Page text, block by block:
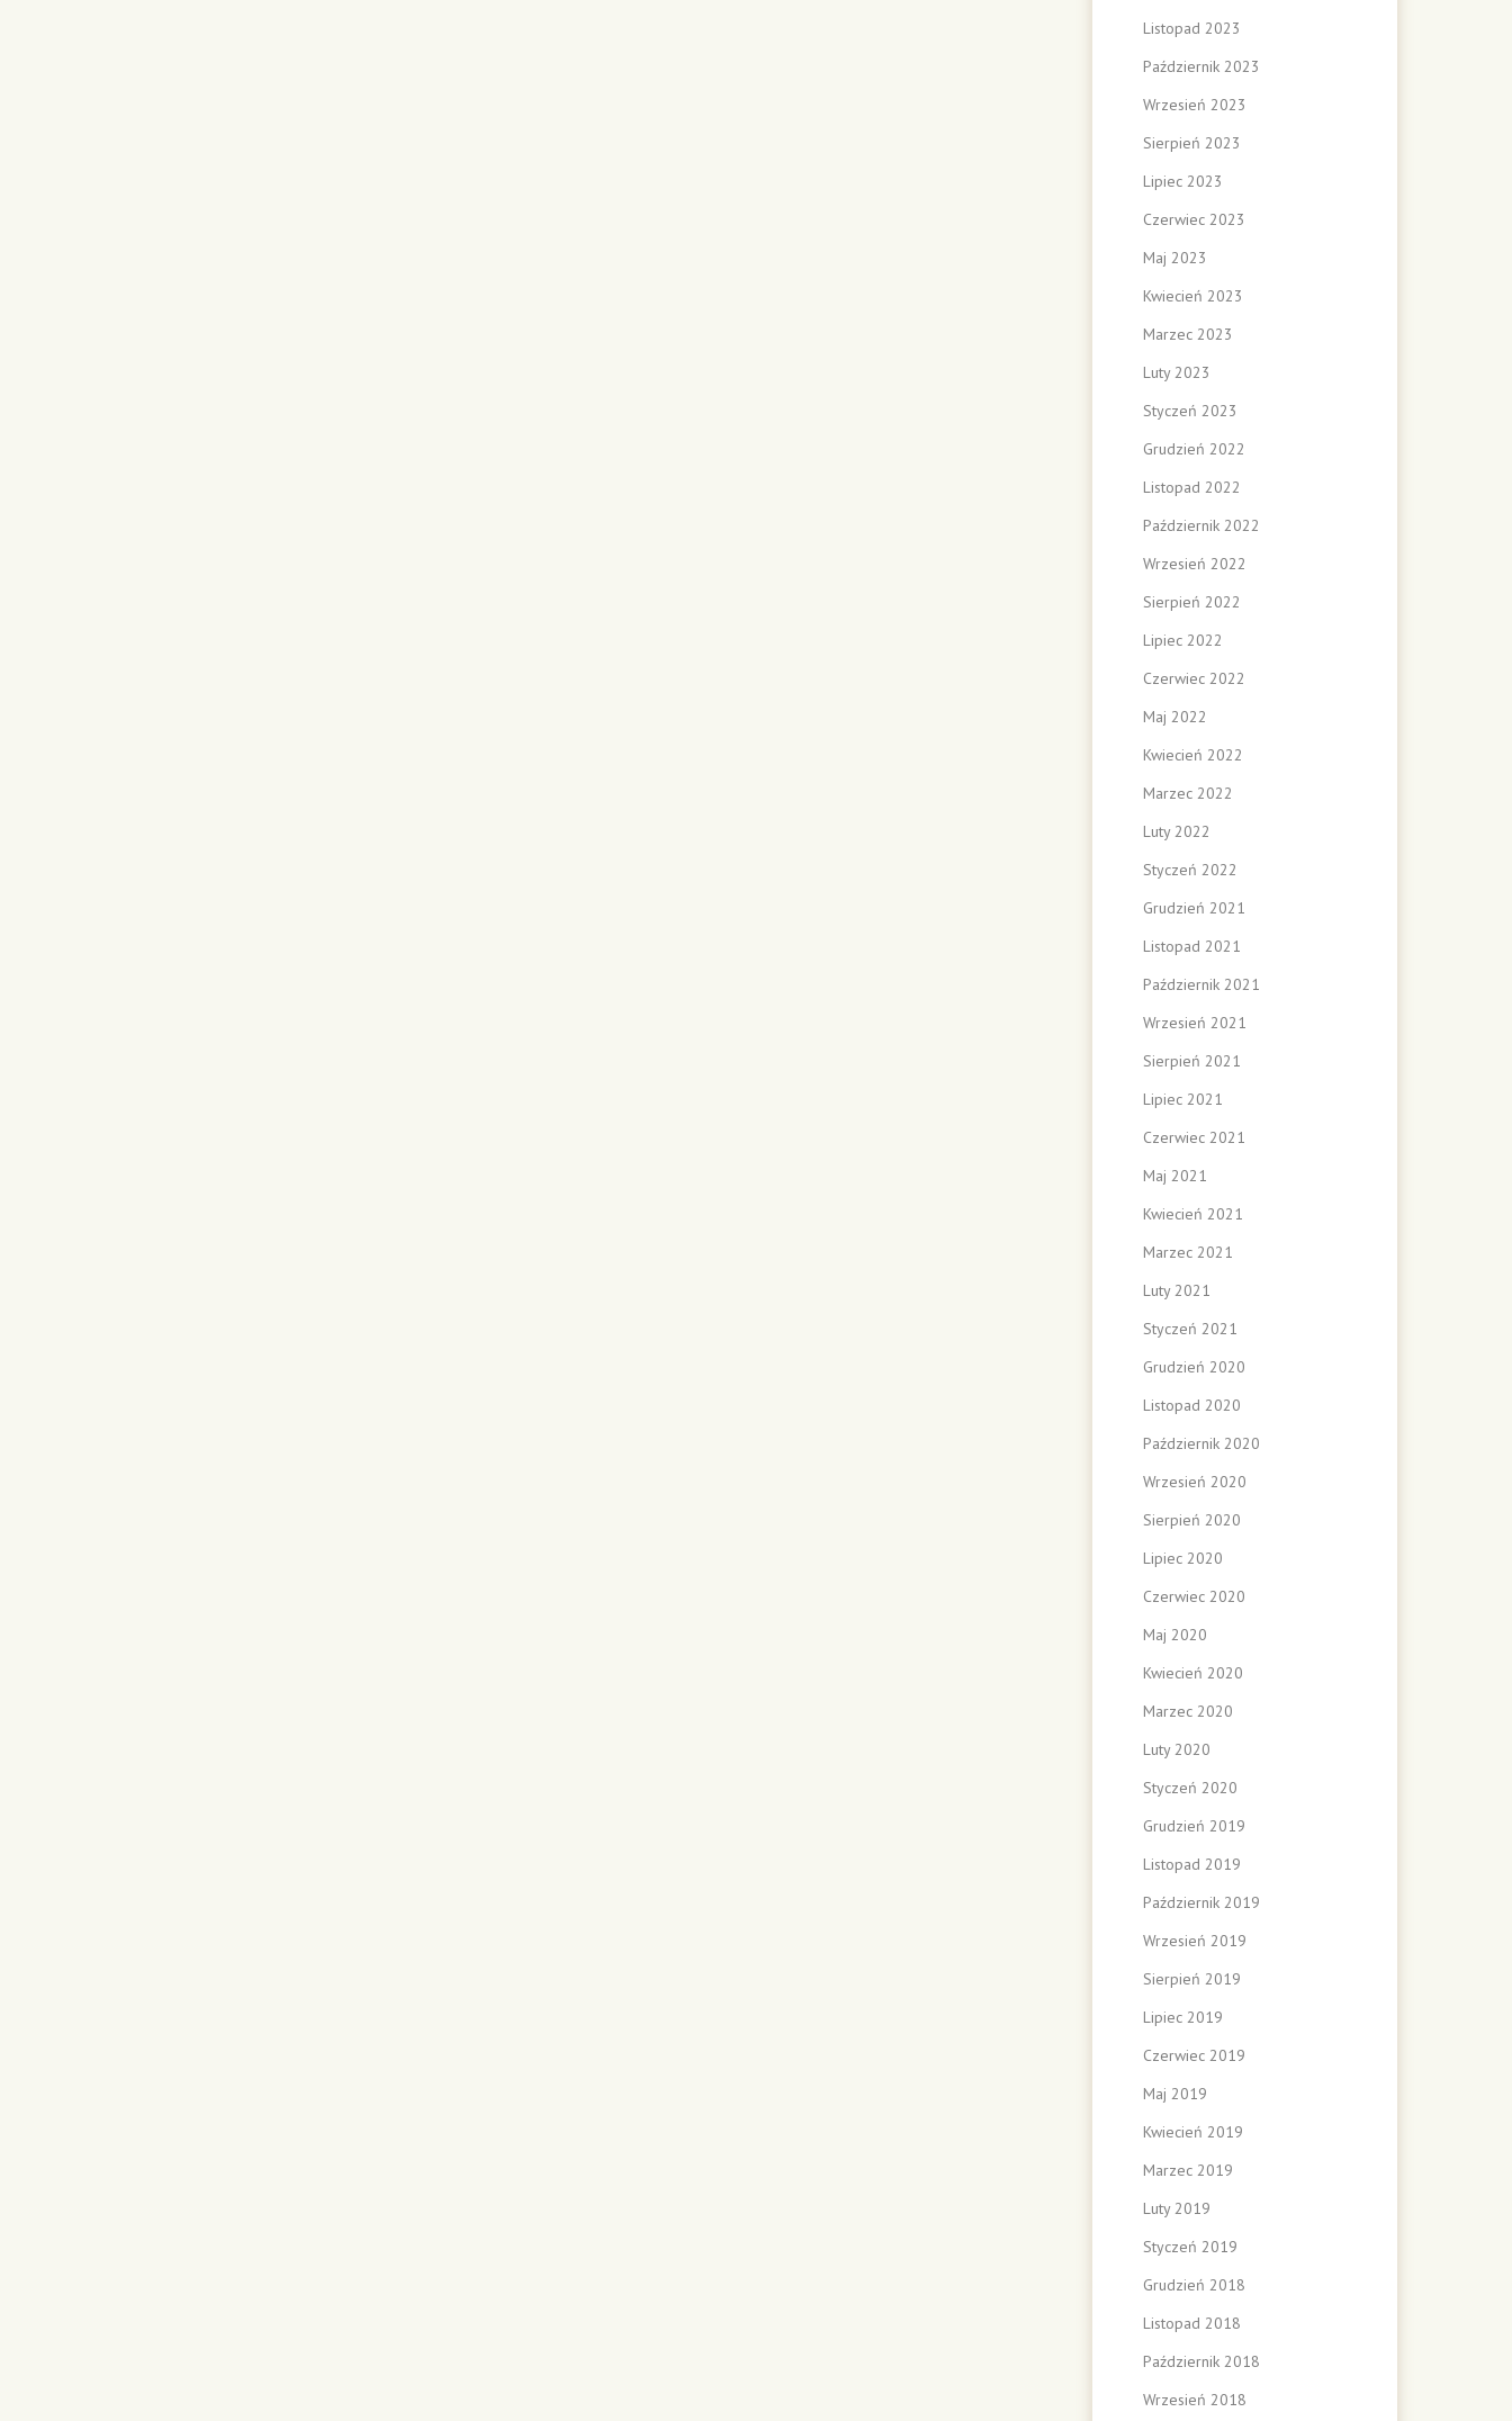
Listopad 2023
Październik 2023
Wrzesień 2023
Sierpień 2023
Lipiec 2023
Czerwiec 2023
Maj 2023
Kwiecień 2023
Marzec 2023
Luty 2023
Styczeń 2023
Grudzień 2022
Listopad 2022
Październik 2022
Wrzesień 2022
Sierpień 2022
Lipiec 2022
Czerwiec 2022
Maj 2022
Kwiecień 2022
Marzec 2022
Luty 2022
Styczeń 2022
Grudzień 2021
Listopad 2021
Październik 2021
Wrzesień 2021
Sierpień 2021
Lipiec 2021
Czerwiec 2021
Maj 2021
Kwiecień 2021
Marzec 2021
Luty 2021
Styczeń 2021
Grudzień 2020
Listopad 2020
Październik 2020
Wrzesień 2020
Sierpień 2020
Lipiec 2020
Czerwiec 2020
Maj 2020
Kwiecień 2020
Marzec 2020
Luty 2020
Styczeń 2020
Grudzień 2019
Listopad 2019
Październik 2019
Wrzesień 2019
Sierpień 2019
Lipiec 2019
Czerwiec 2019
Maj 2019
Kwiecień 2019
Marzec 2019
Luty 2019
Styczeń 2019
Grudzień 2018
Listopad 2018
Październik 2018
Wrzesień 2018